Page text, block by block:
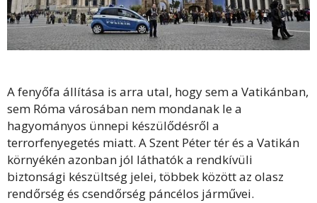
A fenyőfa állítása is arra utal, hogy sem a Vatikánban,
sem Róma városában nem mondanak le a
hagyományos ünnepi készülődésről a
terrorfenyegetés miatt. A Szent Péter tér és a Vatikán
környékén azonban jól láthatók a rendkívüli
biztonsági készültség jelei, többek között az olasz
rendőrség és csendőrség páncélos járművei.